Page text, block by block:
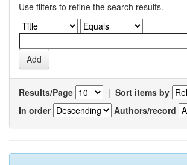
Use filters to refine the search results.
Results/Page | Sort items by
In order
Authors/record